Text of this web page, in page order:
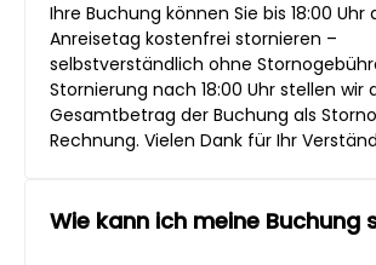
Ihre Buchung können Sie bis 18:00 Uhr
Anreisetag kostenfrei stornieren –
selbstverständlich ohne
Stornierung nach 18:00 Uhr stellen wir
Gesamtbetrag der Buchung als
Rechnung. Vielen Dank für Ihr
Wie kann ich meine Buchung